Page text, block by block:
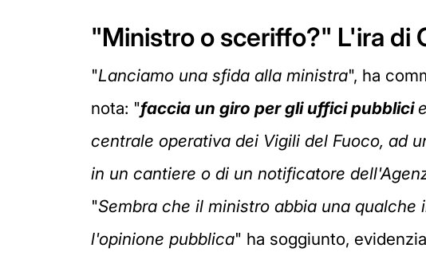
"Ministro o sceriffo?" L'ira di
"Lanciamo una sfida alla ministra", ha
nota: "faccia un giro per gli uffici pubblici
centrale operativa dei Vigili del Fuoco, ad
in un cantiere o di un notificatore
"Sembra che il ministro abbia una
l'opinione pubblica" ha soggiunto,